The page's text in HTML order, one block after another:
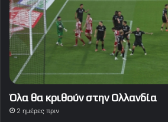
Όλα θα κριθούν στην Ολλανδία
2 ημέρες πριν